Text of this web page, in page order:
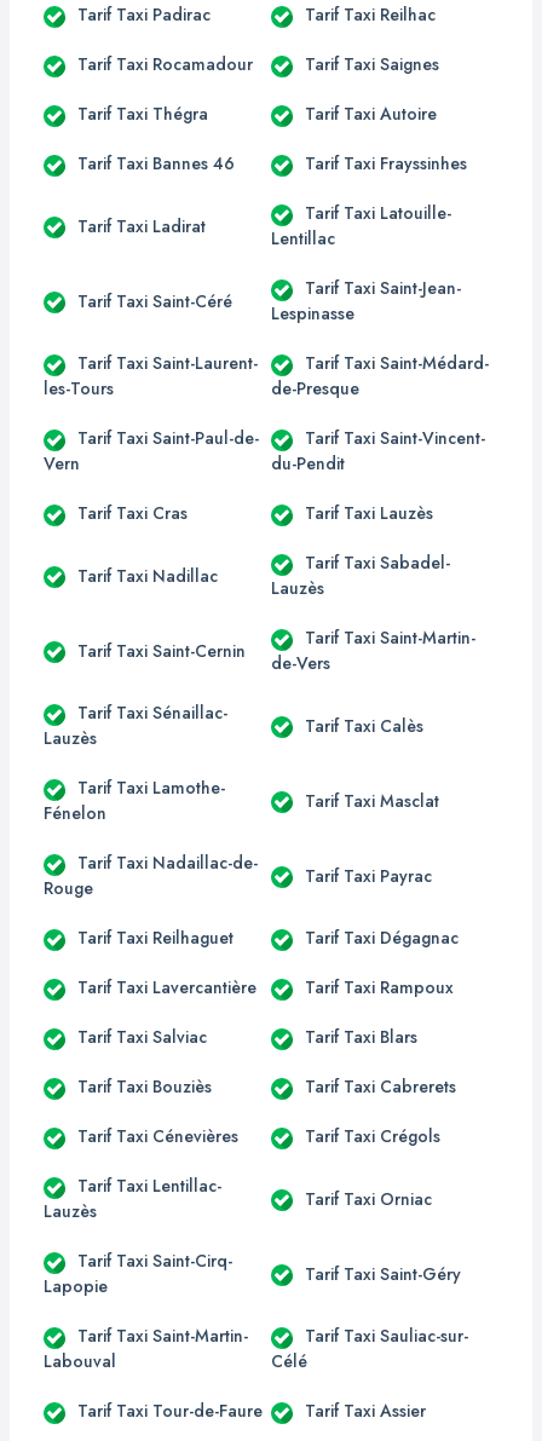
Tarif Taxi Padirac Tarif Taxi Reilhac
Tarif Taxi Rocamadour Tarif Taxi Saignes
Tarif Taxi Thégra Tarif Taxi Autoire
Tarif Taxi Bannes 46 Tarif Taxi Frayssinhes
Tarif Taxi Ladirat
Tarif Taxi Latouille-
Lentillac
Tarif Taxi Saint-Céré
Tarif Taxi Saint-Jean-
Lespinasse
Tarif Taxi Saint-Laurent-
les-Tours
Tarif Taxi Saint-Médard-
de-Presque
Tarif Taxi Saint-Paul-de-
Vern
Tarif Taxi Saint-Vincent-
du-Pendit
Tarif Taxi Cras Tarif Taxi Lauzès
Tarif Taxi Nadillac
Tarif Taxi Sabadel-
Lauzès
Tarif Taxi Saint-Cernin
Tarif Taxi Saint-Martin-
de-Vers
Tarif Taxi Sénaillac-
Lauzès
Tarif Taxi Calès
Tarif Taxi Lamothe-
Fénelon
Tarif Taxi Masclat
Tarif Taxi Nadaillac-de-
Rouge
Tarif Taxi Payrac
Tarif Taxi Reilhaguet Tarif Taxi Dégagnac
Tarif Taxi Lavercantière Tarif Taxi Rampoux
Tarif Taxi Salviac Tarif Taxi Blars
Tarif Taxi Bouziès Tarif Taxi Cabrerets
Tarif Taxi Cénevières Tarif Taxi Crégols
Tarif Taxi Lentillac-
Lauzès
Tarif Taxi Orniac
Tarif Taxi Saint-Cirq-
Lapopie
Tarif Taxi Saint-Géry
Tarif Taxi Saint-Martin-
Labouval
Tarif Taxi Sauliac-sur-
Célé
Tarif Taxi Tour-de-Faure Tarif Taxi Assier